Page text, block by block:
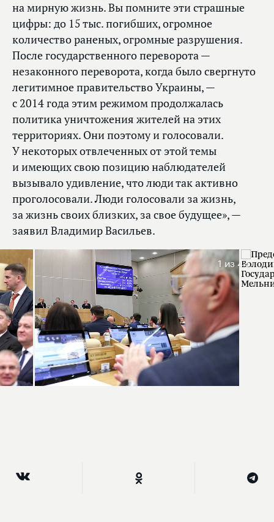
на мирную жизнь. Вы помните эти страшные
цифры: до 15 тыс. погибших, огромное
количество раненых, огромные разрушения.
После государственного переворота —
незаконного переворота, когда было свергнуто
легитимное правительство Украины, —
с 2014 года этим режимом продолжалась
политика уничтожения жителей на этих
территориях. Они поэтому и голосовали.
У некоторых отвлеченных от этой темы
и имеющих свою позицию наблюдателей
вызывало удивление, что люди так активно
проголосовали. Люди голосовали за жизнь,
за жизнь своих близких, за свое будущее», —
заявил Владимир Васильев.
1 из 44